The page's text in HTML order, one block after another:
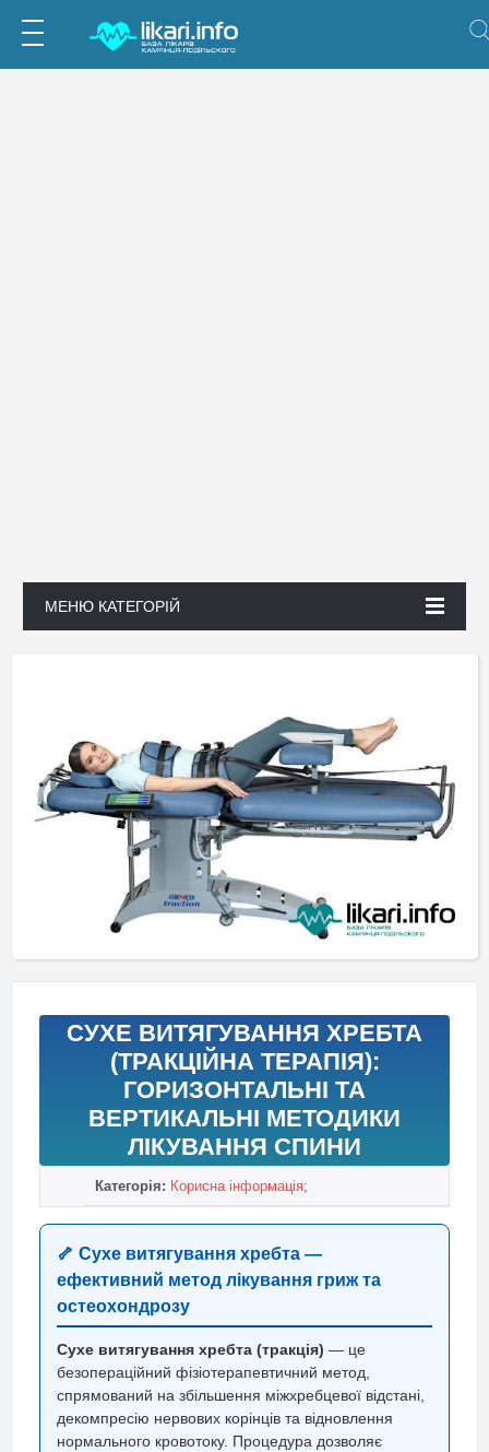
МЕНЮ КАТЕГОРІЙ
СУХЕ ВИТЯГУВАННЯ ХРЕБТА
(ТРАКЦІЙНА ТЕРАПІЯ):
ГОРИЗОНТАЛЬНІ ТА
ВЕРТИКАЛЬНІ МЕТОДИКИ
ЛІКУВАННЯ СПИНИ
Категорія: Корисна інформація;
🦴 Сухе витягування хребта —
ефективний метод лікування гриж та
остеохондрозу
Сухе витягування хребта (тракція) — це
безопераційний фізіотерапевтичний метод,
спрямований на збільшення міжхребцевої відстані,
декомпресію нервових корінців та відновлення
нормального кровотоку. Процедура дозволяє